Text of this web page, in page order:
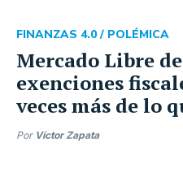
Mercado Libre
exenciones
veces más de lo
FINANZAS 4.0 / POLÉMICA
Por Víctor Zapata